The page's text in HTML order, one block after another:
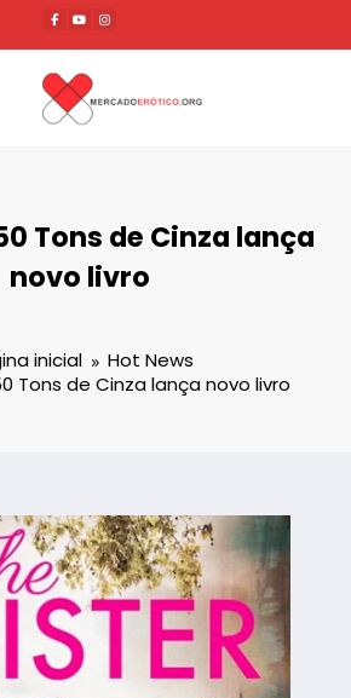
Tons de Cinza lança
novo livro
inicial
Hot News
Tons de Cinza lança novo livro